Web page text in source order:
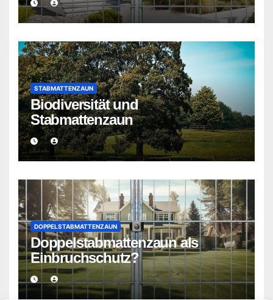
STABMATTENZAUN
Biodiversität und
Stabmattenzaun
DOPPELSTABMATTENZAUN
Doppelstabmattenzaun als
Einbruchschutz?